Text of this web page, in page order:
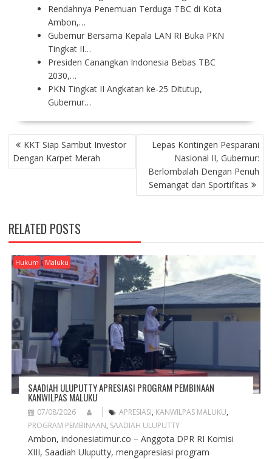
Rendahnya Penemuan Terduga TBC di Kota
Ambon,…
Gubernur Bersama Kepala LAN RI Buka PKN
Tingkat II…
Presiden Canangkan Indonesia Bebas TBC
2030,…
PKN Tingkat II Angkatan ke-25 Ditutup,
Gubernur…
P
O
S
V
I
G
A
T
O
KKT Siap Sambut Investor
Dengan Karpet Merah
Lepas Kontingen Pesparani
Nasional II, Gubernur:
Berlombalah Dengan Penuh
Semangat dan Sportifitas
RELATED POSTS
Hukum Maluku
SAADIAH ULUPUTTY APRESIASI PROGRAM PEMBINAAN
KANWILPAS MALUKU
07/08/2026 APRESIASI, KANWILPAS MALUKU,
PROGRAM PEMBINAAN, SAADIAH ULUPUTTY
Ambon, indonesiatimur.co – Anggota DPR RI Komisi
XIII, Saadiah Uluputty, mengapresiasi program